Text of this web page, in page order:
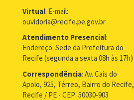
Virtual: E-mail:
ouvidoria@recife.pe.gov.br
Atendimento Presencial:
Endereço: Sede da Prefeitura do
Recife (segunda a sexta 08h às 17h)
Correspondência: Av. Cais do
Apolo, 925, Térreo, Bairro do Recife,
Recife / PE - CEP: 50030-903